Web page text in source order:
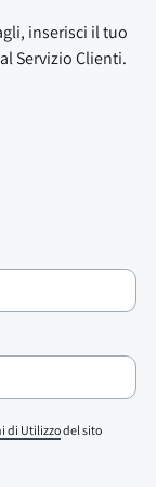
inserisci il tuo
Servizio Clienti.
di Utilizzodel sito